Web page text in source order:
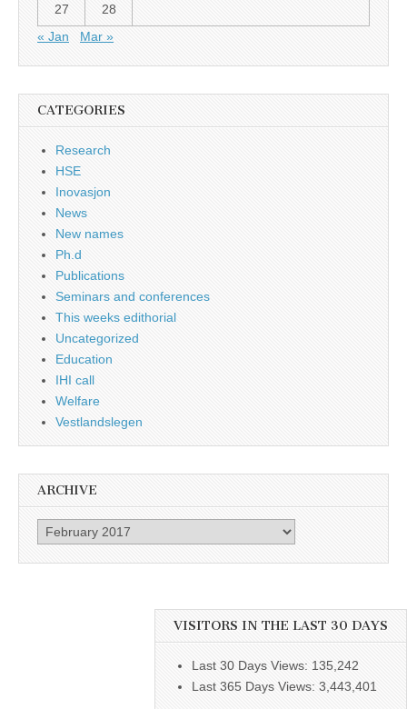
27
28
« Jan
Mar »
CATEGORIES
Research
HSE
Inovasjon
News
New names
Ph.d
Publications
Seminars and conferences
This weeks edithorial
Uncategorized
Education
IHI call
Welfare
Vestlandslegen
ARCHIVE
Archive
VISITORS IN THE LAST 30 DAYS
Last 30 Days Views: 135,242
Last 365 Days Views: 3,443,401